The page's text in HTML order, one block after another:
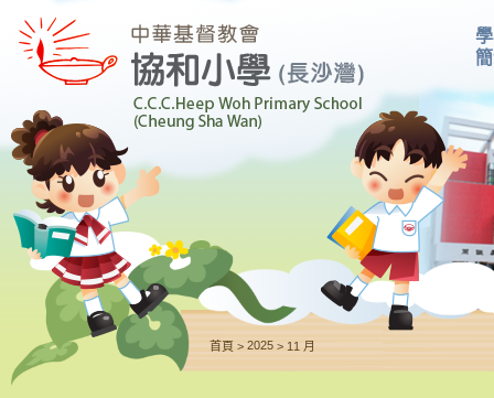
首頁 > 2025 > 11 月